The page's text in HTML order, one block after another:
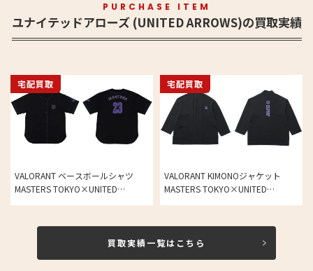
PURCHASE ITEM
ユナイテッドアローズ (UNITED ARROWS)の買取実績
VALORANT ベースボールシャツ
MASTERS TOKYO×UNITED
宅配買取
VALORANT KIMONOジャケット
MASTERS TOKYO×UNITED
宅配買取
買取実績一覧はこちら